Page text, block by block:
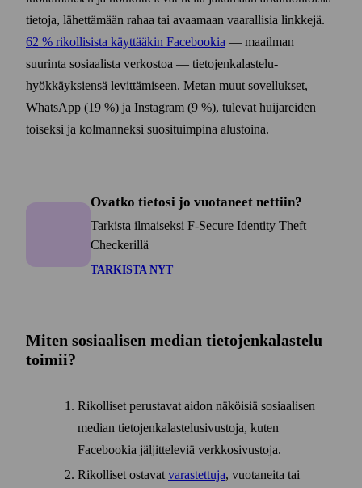
tietoja, lähettämään rahaa tai avaamaan vaarallisia linkkejä.
62 % rikollisista käyttääkin Facebookia — maailman
suurinta sosiaalista verkostoa — tietojen­kalastelu­
hyökkäyksiensä levittämiseen. Metan muut sovellukset,
WhatsApp (19 %) ja Instagram (9 %), tulevat huijareiden
toiseksi ja kolmanneksi suosituimpina alustoina.
Ovatko tietosi jo vuotaneet nettiin?
Tarkista ilmaiseksi F‑Secure Identity Theft
Checkerillä
TARKISTA NYT
Miten sosiaalisen median tietojen­kalastelu
toimii?
Rikolliset perustavat aidon näköisiä sosiaalisen
median tietojen­kalastelu­sivustoja, kuten
Facebookia jäljitteleviä verkko­sivustoja.
Rikolliset ostavat varastettuja, vuotaneita tai